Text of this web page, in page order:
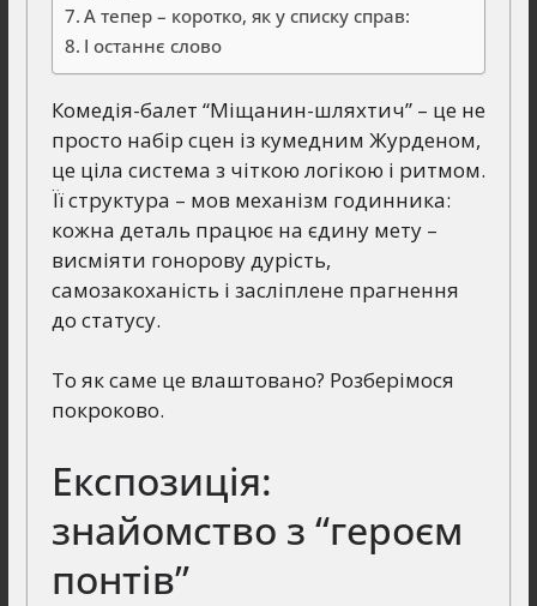
А тепер – коротко, як у списку справ:
І останнє слово
Комедія-балет “Міщанин-шляхтич” – це не
просто набір сцен із кумедним Журденом,
це ціла система з чіткою логікою і ритмом.
Її структура – мов механізм годинника:
кожна деталь працює на єдину мету –
висміяти гонорову дурість,
самозакоханість і засліплене прагнення
до статусу.
То як саме це влаштовано? Розберімося
покроково.
Експозиція:
знайомство з “героєм
понтів”